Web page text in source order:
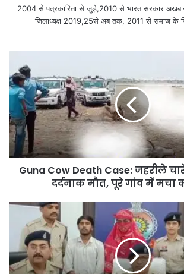
2004 से पत्रकारिता से जुड़े,2010 से भारत सरकार
जिलाध्यक्ष 2019,25से अब तक, 2011 से समाज के
Guna Cow Death Case: जहरीले
दर्दनाक मौत, पूरे गांव में मचा